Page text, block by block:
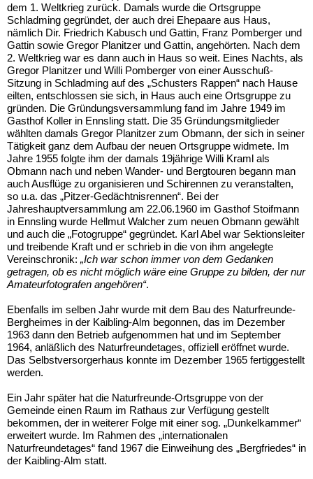
dem 1. Weltkrieg zurück. Damals wurde die Ortsgruppe
Schladming gegründet, der auch drei Ehepaare aus Haus,
nämlich Dir. Friedrich Kabusch und Gattin, Franz Pomberger und
Gattin sowie Gregor Planitzer und Gattin, angehörten. Nach dem
2. Weltkrieg war es dann auch in Haus so weit. Eines Nachts, als
Gregor Planitzer und Willi Pomberger von einer Ausschuß-
Sitzung in Schladming auf des „Schusters Rappen“ nach Hause
eilten, entschlossen sie sich, in Haus auch eine Ortsgruppe zu
gründen. Die Gründungsversammlung fand im Jahre 1949 im
Gasthof Koller in Ennsling statt. Die 35 Gründungsmitglieder
wählten damals Gregor Planitzer zum Obmann, der sich in seiner
Tätigkeit ganz dem Aufbau der neuen Ortsgruppe widmete. Im
Jahre 1955 folgte ihm der damals 19jährige Willi Kraml als
Obmann nach und neben Wander- und Bergtouren begann man
auch Ausflüge zu organisieren und Schirennen zu veranstalten,
so u.a. das „Pitzer-Gedächtnisrennen“. Bei der
Jahreshauptversammlung am 22.06.1960 im Gasthof Stoifmann
in Ennsling wurde Hellmut Walcher zum neuen Obmann gewählt
und auch die „Fotogruppe“ gegründet. Karl Abel war Sektionsleiter
und treibende Kraft und er schrieb in die von ihm angelegte
Vereinschronik: „Ich war schon immer von dem Gedanken
getragen, ob es nicht möglich wäre eine Gruppe zu bilden, der nur
Amateurfotografen angehören“.
Ebenfalls im selben Jahr wurde mit dem Bau des Naturfreunde-
Bergheimes in der Kaibling-Alm begonnen, das im Dezember
1963 dann den Betrieb aufgenommen hat und im September
1964, anläßlich des Naturfreundetages, offiziell eröffnet wurde.
Das Selbstversorgerhaus konnte im Dezember 1965 fertiggestellt
werden.
Ein Jahr später hat die Naturfreunde-Ortsgruppe von der
Gemeinde einen Raum im Rathaus zur Verfügung gestellt
bekommen, der in weiterer Folge mit einer sog. „Dunkelkammer“
erweitert wurde. Im Rahmen des „internationalen
Naturfreundetages“ fand 1967 die Einweihung des „Bergfriedes“ in
der Kaibling-Alm statt.